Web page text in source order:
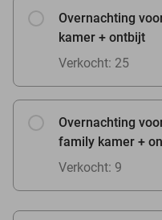
Overnachting
kamer + ontbijt
Verkocht: 25
Overnachting
family kamer +
Verkocht: 9